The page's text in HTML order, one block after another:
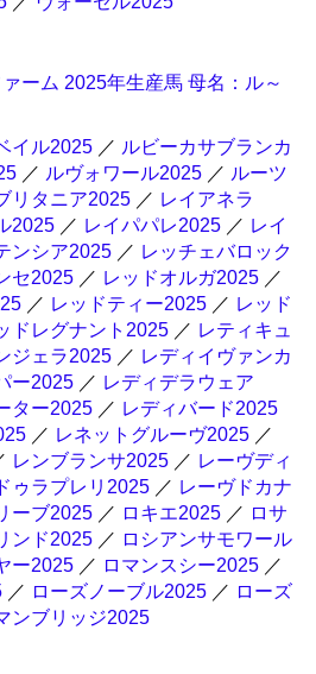
ーム 2025年生産馬 母名：ル～
イル2025 ／ ルビーカサブランカ
／ ルヴォワール2025 ／ ルーツ
リタニア2025 ／ レイアネラ
2025 ／ レイパパレ2025 ／ レイ
ンシア2025 ／ レッチェバロック
セ2025 ／ レッドオルガ2025 ／
／ レッドティー2025 ／ レッド
ドレグナント2025 ／ レティキュ
ジェラ2025 ／ レディイヴァンカ
ー2025 ／ レディデラウェア
ター2025 ／ レディバード2025
／ レネットグルーヴ2025 ／
レンブランサ2025 ／ レーヴディ
ゥラプレリ2025 ／ レーヴドカナ
ーブ2025 ／ ロキエ2025 ／ ロサ
ンド2025 ／ ロシアンサモワール
ー2025 ／ ロマンスシー2025 ／
／ ローズノーブル2025 ／ ローズ
ンブリッジ2025